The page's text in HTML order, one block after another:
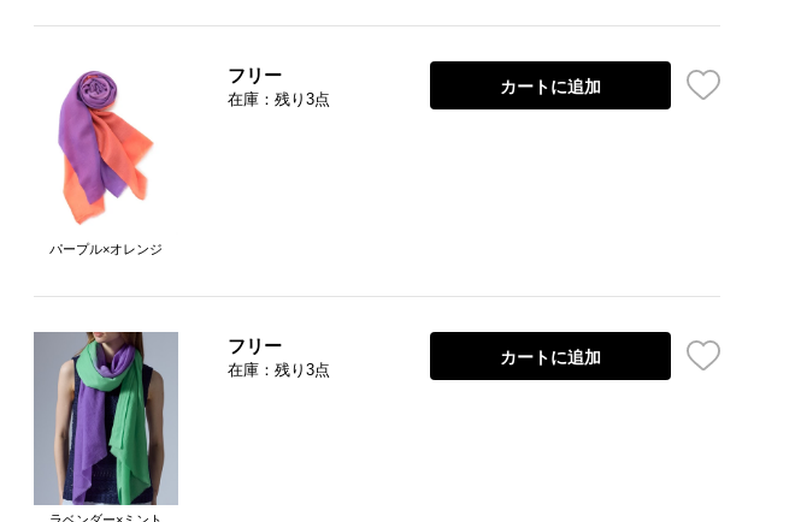
パープル×オレンジ
フリー
在庫：残り3点
カートに追加
フリー
在庫：残り3点
カートに追加